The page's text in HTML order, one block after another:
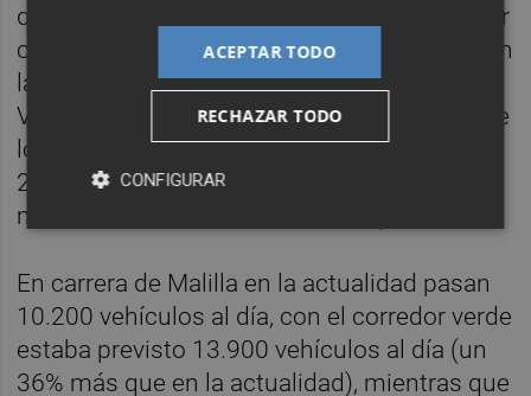
que fueran 32.000 vehículos al día, un 38 por
ciento más que actualmente. En cambio, con
la propuesta Paseo García Lorca, por san
Vicente pasarán 18.700 vehículos, menos de
los que pasan incluso en la actualidad (un
20% menos que en la actualidad, un 41%
menos que con el corredor verde).
En carrera de Malilla en la actualidad pasan
10.200 vehículos al día, con el corredor verde
estaba previsto 13.900 vehículos al día (un
36% más que en la actualidad), mientras que
ACEPTAR TODO
RECHAZAR TODO
CONFIGURAR